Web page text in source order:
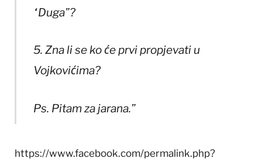
“Duga”?
5. Zna li se ko će prvi propjevati u
Vojkovićima?
Ps. Pitam za jarana.”
https://www.facebook.com/permalink.php?